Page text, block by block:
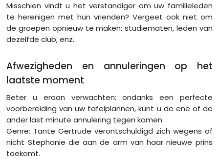
Misschien vindt u het verstandiger om uw familieleden
te herenigen met hun vrienden? Vergeet ook niet om
de groepen opnieuw te maken: studiematen, leden van
dezelfde club, enz.
Afwezigheden en annuleringen op het
laatste moment
Beter u eraan verwachten: ondanks een perfecte
voorbereiding van uw tafelplannen, kunt u de ene of de
ander last minute annulering tegen komen.
Genre: Tante Gertrude verontschuldigd zich wegens of
nicht Stephanie die aan de arm van haar nieuwe prins
toekomt.